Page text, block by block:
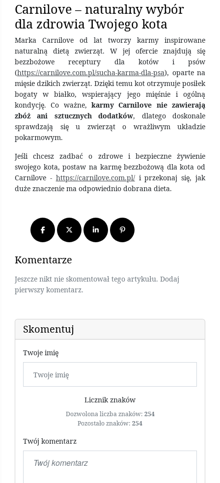
Carnilove – naturalny wybór
dla zdrowia Twojego kota
Marka Carnilove od lat tworzy karmy inspirowane
naturalną dietą zwierząt. W jej ofercie znajdują się
bezzbożowe receptury dla kotów i psów
(https://carnilove.com.pl/sucha-karma-dla-psa), oparte na
mięsie dzikich zwierząt. Dzięki temu kot otrzymuje posiłek
bogaty w białko, wspierający jego mięśnie i ogólną
kondycję. Co ważne, karmy Carnilove nie zawierają
zbóż ani sztucznych dodatków, dlatego doskonale
sprawdzają się u zwierząt o wrażliwym układzie
pokarmowym.
Jeśli chcesz zadbać o zdrowe i bezpieczne żywienie
swojego kota, postaw na karmę bezzbożową dla kota od
Carnilove - https://carnilove.com.pl/i przekonaj się, jak
duże znaczenie ma odpowiednio dobrana dieta.
Komentarze
Jeszcze nikt nie skomentował tego artykułu. Dodaj
pierwszy komentarz.
Skomentuj
Twoje imię
Licznik znaków
Dozwolona liczba znaków: 254
Pozostało znaków: 254
Twój komentarz